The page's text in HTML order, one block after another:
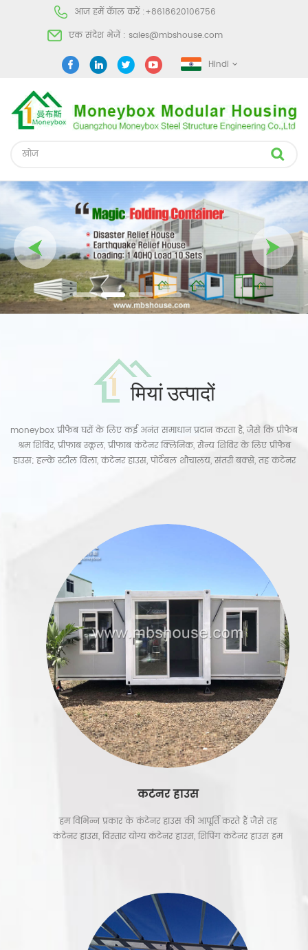
आज हमें कॅाल करें :+8618620106756
एक संदेश भेजें : sales@mbshouse.com
Hindi
मियां उत्पादों
moneybox प्रीफैब घरों के लिए कई अनंत समाधान प्रदान करता है, जैसे कि प्रीफैब
श्रम शिविर, प्रीफाब स्कूल, प्रीफाब कंटेनर क्लिनिक, सैन्य शिविर के लिए प्रीफैब
हाउस; हल्के स्टील विला, कंटेनर हाउस, पोर्टेबल शौचालय, संतरी बक्से, तह कंटेनर
कंटेनर हाउस
हम विभिन्न प्रकार के कंटेनर हाउस की आपूर्ति करते हैं जैसे तह
कंटेनर हाउस, विस्तार योग्य कंटेनर हाउस, शिपिंग कंटेनर हाउस हम
हमारे सस्ते फ्लैट पैक कंटेनर और तह कंटेनर प्राकृतिक आपदा के
लिए सबसे अच्छा विकल्प है, जबकि शिपिंग कंटेनर घर कंटेनर होटल
और पर्यटन स्थल के लिए लोकप्रिय है, और उन्हें कंटेनर स्कूल के रूप
में भी इस्तेमाल किया जा सकता है